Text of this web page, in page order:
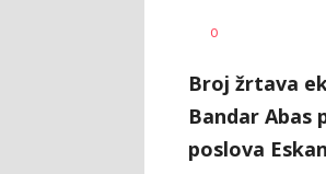
AUTOR
0
Broj žrtava
Bandar Abas
poslova